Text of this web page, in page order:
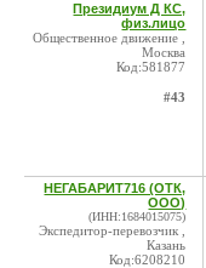
Президиум Д КС,
физ.лицо
Общественное движение ,
Москва
Код:581877
#43
НЕГАБАРИТ716 (ОТК,
ООО)
(ИНН:1684015075)
Экспедитор-перевозчик ,
Казань
Код:6208210